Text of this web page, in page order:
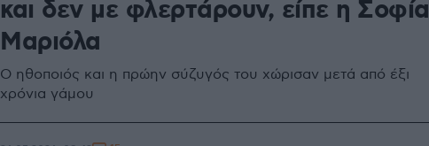
και δεν με φλερτάρουν, είπε η Σοφία
Μαριόλα
Ο ηθοποιός και η πρώην σύζυγός του χώρισαν μετά από έξι
χρόνια γάμου